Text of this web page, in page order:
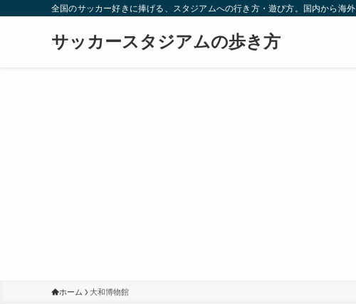
全国のサッカー好きに捧げる、スタジアムへの行き方・遊び方。国内から海
サッカースタジアムの歩き方
ホーム 大和博物館